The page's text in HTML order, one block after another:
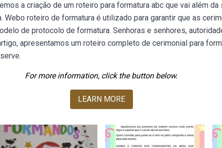
a criação de um roteiro para formatura abc que vai além
Webo roteiro de formatura é utilizado para garantir que as
de protocolo de formatura. Senhoras e senhores,
apresentamos um roteiro completo de cerimonial para
For more information, click the button below.
LEARN MORE